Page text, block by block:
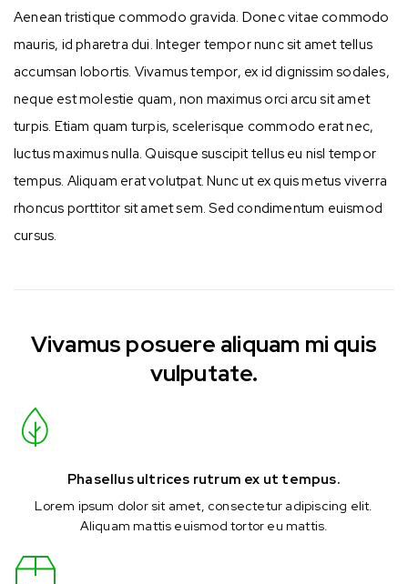
Aenean tristique commodo gravida. Donec vitae commodo
mauris, id pharetra dui. Integer tempor nunc sit amet tellus
accumsan lobortis. Vivamus tempor, ex id dignissim sodales,
neque est molestie quam, non maximus orci arcu sit amet
turpis. Etiam quam turpis, scelerisque commodo erat nec,
luctus maximus nulla. Quisque suscipit tellus eu nisl tempor
tempus. Aliquam erat volutpat. Nunc ut ex quis metus viverra
rhoncus porttitor sit amet sem. Sed condimentum euismod
cursus.
Vivamus posuere aliquam mi quis
vulputate.
Phasellus ultrices rutrum ex ut tempus.
Lorem ipsum dolor sit amet, consectetur adipiscing elit.
Aliquam mattis euismod tortor eu mattis.